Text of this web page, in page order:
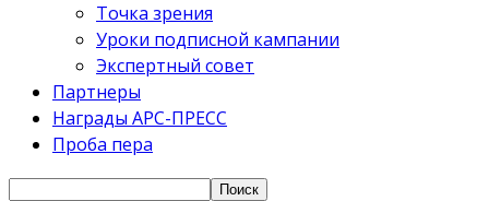
Точка зрения
Уроки подписной кампании
Экспертный совет
Партнеры
Награды АРС-ПРЕСС
Проба пера